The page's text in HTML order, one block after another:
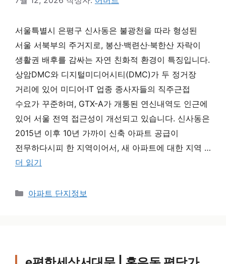
서울특별시 은평구 신사동은 불광천을 따라 형성된
서울 서북부의 주거지로, 봉산·백련산·북한산 자락이
생활권 배후를 감싸는 자연 친화적 환경이 특징입니다.
상암DMC와 디지털미디어시티(DMC)가 두 정거장
거리에 있어 미디어·IT 업종 종사자들의 직주근접
수요가 꾸준하며, GTX-A가 개통된 연신내역도 인근에
있어 서울 전역 접근성이 개선되고 있습니다. 신사동은
2015년 이후 10년 가까이 신축 아파트 공급이
전무하다시피 한 지역이어서, 새 아파트에 대한 지역 …
더 읽기
카테고리
아파트 단지정보